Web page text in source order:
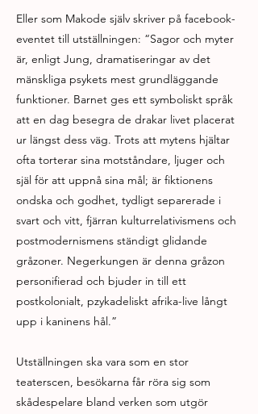
Eller som Makode själv skriver på facebook-
eventet till utställningen: “Sagor och myter
är, enligt Jung, dramatiseringar av det
mänskliga psykets mest grundläggande
funktioner. Barnet ges ett symboliskt språk
att en dag besegra de drakar livet placerat
ur längst dess väg. Trots att mytens hjältar
ofta torterar sina motståndare, ljuger och
själ för att uppnå sina mål; är fiktionens
ondska och godhet, tydligt separerade i
svart och vitt, fjärran kulturrelativismens och
postmodernismens ständigt glidande
gråzoner. Negerkungen är denna gråzon
personifierad och bjuder in till ett
postkolonialt, pzykadeliskt afrika-live långt
upp i kaninens hål.”
Utställningen ska vara som en stor
teaterscen, besökarna får röra sig som
skådespelare bland verken som utgör